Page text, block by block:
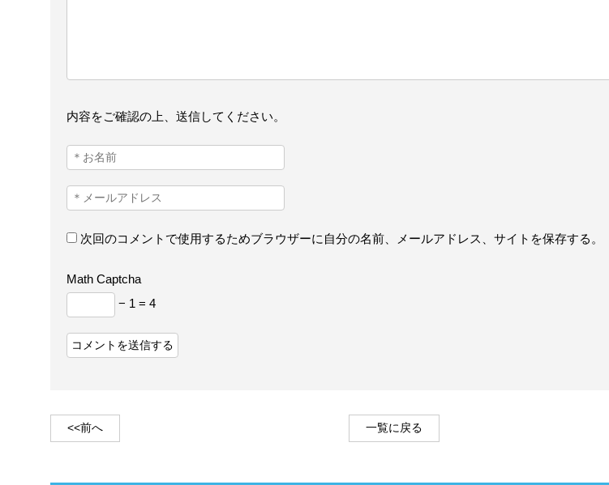
内容をご確認の上、送信してください。
次回のコメントで使用するためブラウザーに自分の名前、メールアドレス、サイトを保存する。
Math Captcha
− 1 = 4
<<前へ 一覧に戻る